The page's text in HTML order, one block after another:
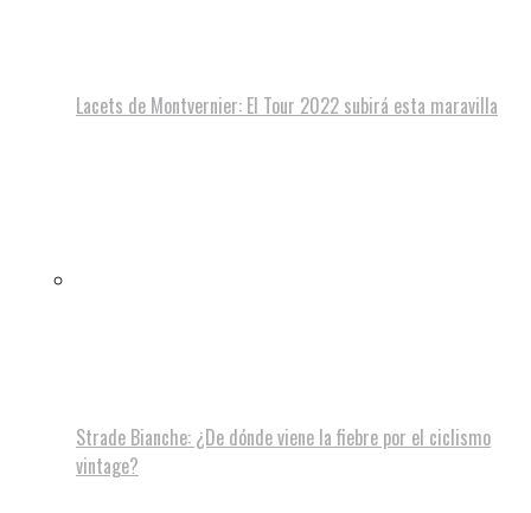
Lacets de Montvernier: El Tour 2022 subirá esta maravilla
Strade Bianche: ¿De dónde viene la fiebre por el ciclismo
vintage?